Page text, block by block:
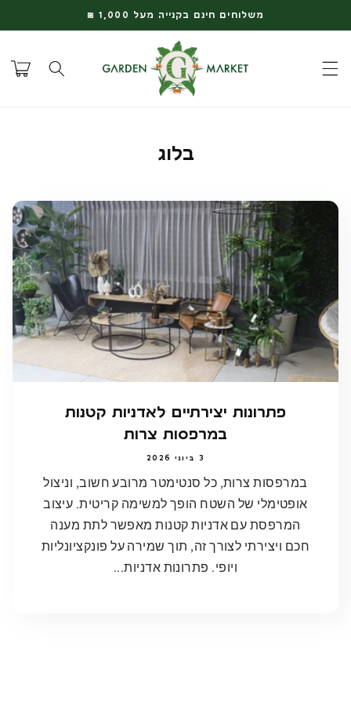
לתוכן
משלוחים חינם בקנייה מעל 1,000 ₪
עגלת
קניות
בלוג
פתרונות יצירתיים לאדניות קטנות
במרפסות צרות
3 ביוני 2026
במרפסות צרות, כל סנטימטר מרובע חשוב, וניצול
אופטימלי של השטח הופך למשימה קריטית. עיצוב
המרפסת עם אדניות קטנות מאפשר לתת מענה
חכם ויצירתי לצורך זה, תוך שמירה על פונקציונליות
ויופי. פתרונות אדניות...